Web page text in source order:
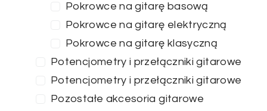
Pokrowce na gitarę basową
Pokrowce na gitarę elektryczną
Pokrowce na gitarę klasyczną
Potencjometry i przełączniki gitarowe
Potencjometry i przełączniki gitarowe
Pozostałe akcesoria gitarowe